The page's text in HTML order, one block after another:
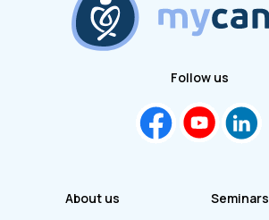
About us
Seminars
Follow us